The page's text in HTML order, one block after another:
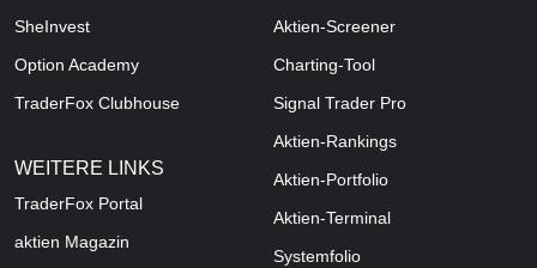
SheInvest
Option Academy
TraderFox Clubhouse
WEITERE LINKS
TraderFox Portal
aktien Magazin
Aktien-Screener
Charting-Tool
Signal Trader Pro
Aktien-Rankings
Aktien-Portfolio
Aktien-Terminal
Systemfolio